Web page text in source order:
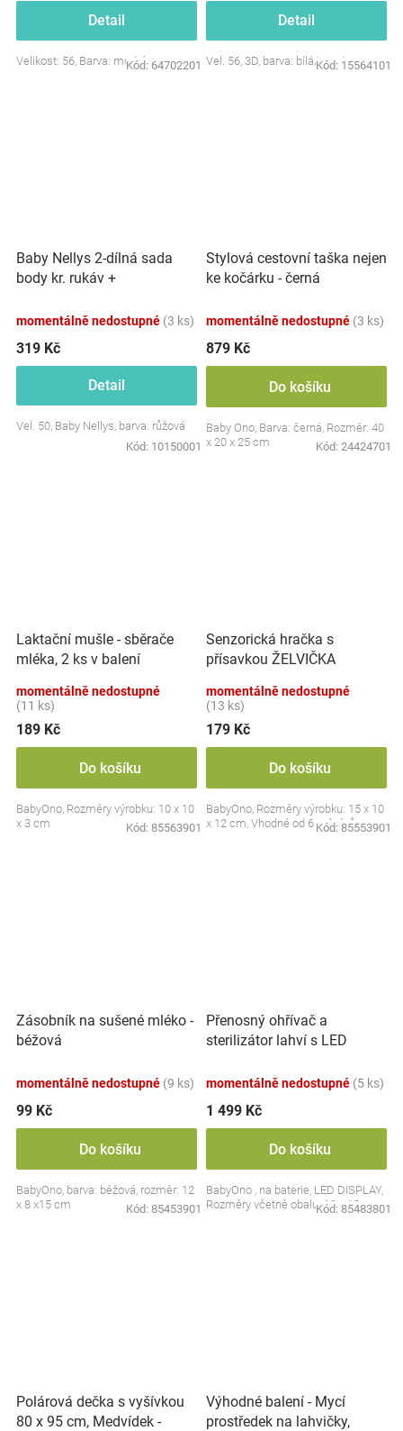
Detail
Velikost: 56, Barva: modrá
Kód: 64702201
Detail
Vel. 56, 3D, barva: bílá/smetana
Kód: 15564101
Baby Nellys 2-dílná sada
body kr. rukáv +
Little Star
momentálně nedostupné (3 ks)
319 Kč
Detail
Vel. 50, Baby Nellys, barva: růžová
Kód: 10150001
Stylová cestovní taška nejen
ke kočárku - černá
momentálně nedostupné (3 ks)
879 Kč
Do košíku
Baby Ono, Barva: černá, Rozměr: 40
x 20 x 25 cm
Kód: 24424701
Laktační mušle - sběrače
mléka, 2 ks v balení
momentálně nedostupné
(11 ks)
189 Kč
Do košíku
BabyOno, Rozměry výrobku: 10 x 10
x 3 cm
Kód: 85563901
Senzorická hračka s
přísavkou ŽELVIČKA
momentálně nedostupné
(13 ks)
179 Kč
Do košíku
BabyOno, Rozměry výrobku: 15 x 10
x 12 cm, Vhodné od 6 měsíců
Kód: 85553901
Zásobník na sušené mléko -
béžová
momentálně nedostupné (9 ks)
99 Kč
Do košíku
BabyOno, barva: béžová, rozměr: 12
x 8 x15 cm
Kód: 85453901
Přenosný ohřívač a
sterilizátor lahví s LED
momentálně nedostupné (5 ks)
1 499 Kč
Do košíku
BabyOno , na baterie, LED DISPLAY,
Rozměry včetně obalu: 19 x 13 cm.
Kód: 85483801
Polárová dečka s vyšívkou
80 x 95 cm, Medvídek -
Výhodné balení - Mycí
prostředek na lahvičky,